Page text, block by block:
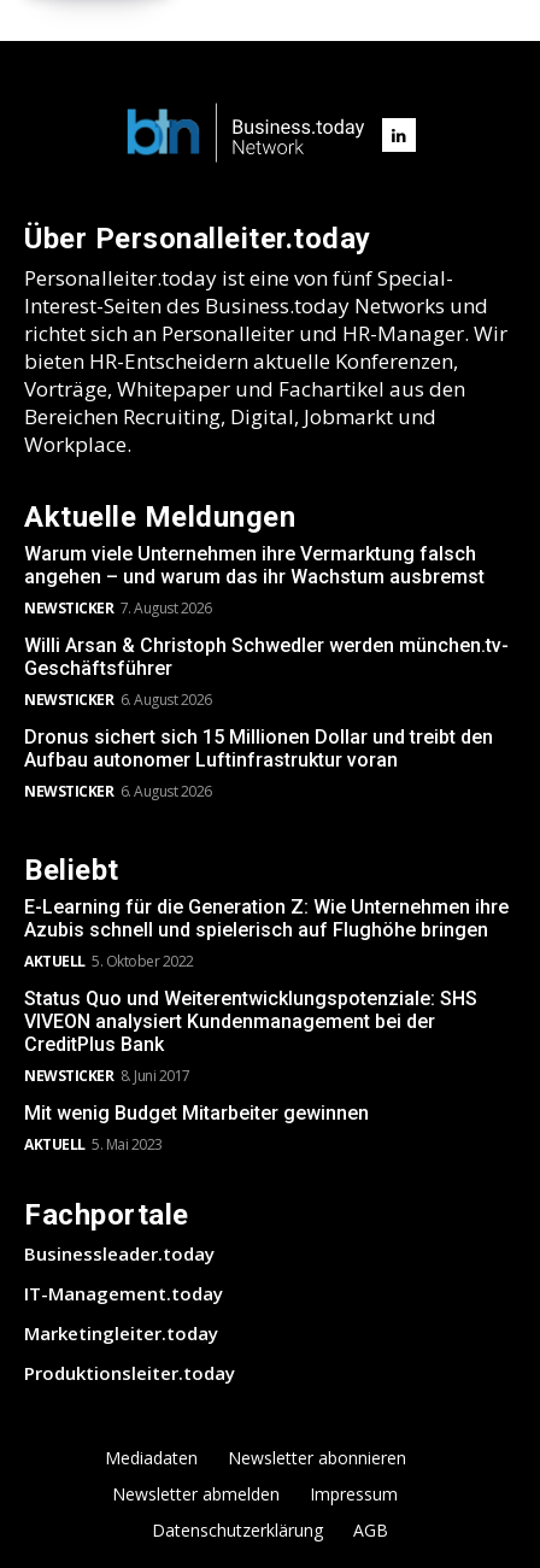
Über Personalleiter.today
Personalleiter.today ist eine von fünf Special-
Interest-Seiten des Business.today Networks und
richtet sich an Personalleiter und HR-Manager. Wir
bieten HR-Entscheidern aktuelle Konferenzen,
Vorträge, Whitepaper und Fachartikel aus den
Bereichen Recruiting, Digital, Jobmarkt und
Workplace.
Aktuelle Meldungen
Warum viele Unternehmen ihre Vermarktung falsch
angehen – und warum das ihr Wachstum ausbremst
NEWSTICKER 7. August 2026
Willi Arsan & Christoph Schwedler werden münchen.tv-
Geschäftsführer
NEWSTICKER 6. August 2026
Dronus sichert sich 15 Millionen Dollar und treibt den
Aufbau autonomer Luftinfrastruktur voran
NEWSTICKER 6. August 2026
Beliebt
E-Learning für die Generation Z: Wie Unternehmen ihre
Azubis schnell und spielerisch auf Flughöhe bringen
AKTUELL 5. Oktober 2022
Status Quo und Weiterentwicklungspotenziale: SHS
VIVEON analysiert Kundenmanagement bei der
CreditPlus Bank
NEWSTICKER 8. Juni 2017
Mit wenig Budget Mitarbeiter gewinnen
AKTUELL 5. Mai 2023
Fachportale
Businessleader.today
IT-Management.today
Marketingleiter.today
Produktionsleiter.today
Mediadaten
Newsletter abonnieren
Newsletter abmelden
Impressum
Datenschutzerklärung
AGB